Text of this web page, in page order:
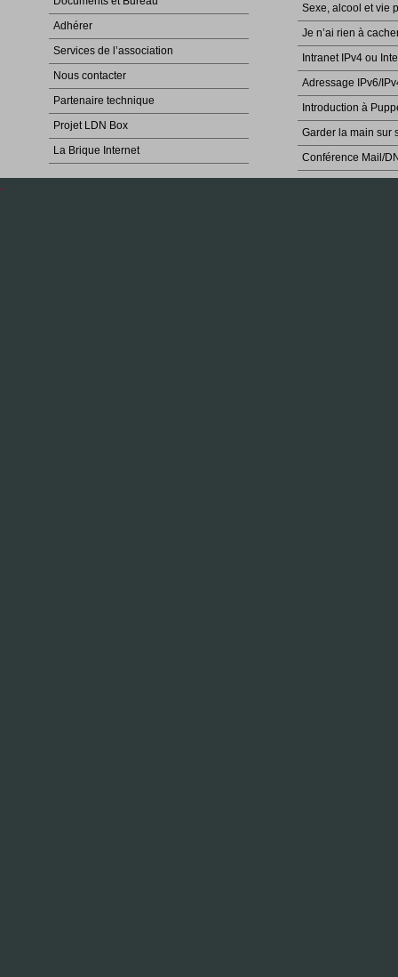
Adhérer
Services de l’association
Nous contacter
Partenaire technique
Projet LDN Box
La Brique Internet
Sexe, alcool et vie
Je n’ai rien à
Intranet IPv4 ou
Adressage IPv6/
Introduction à
Garder la main sur
Conférence Mail/